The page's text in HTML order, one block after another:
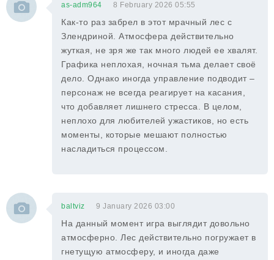
as-adm964 8 February 2026 05:55
Как-то раз забрел в этот мрачный лес с
Злендриной. Атмосфера действительно
жуткая, не зря же так много людей ее хвалят.
Графика неплохая, ночная тьма делает своё
дело. Однако иногда управление подводит –
персонаж не всегда реагирует на касания,
что добавляет лишнего стресса. В целом,
неплохо для любителей ужастиков, но есть
моменты, которые мешают полностью
насладиться процессом.
baltviz 9 January 2026 03:00
На данный момент игра выглядит довольно
атмосферно. Лес действительно погружает в
гнетущую атмосферу, и иногда даже